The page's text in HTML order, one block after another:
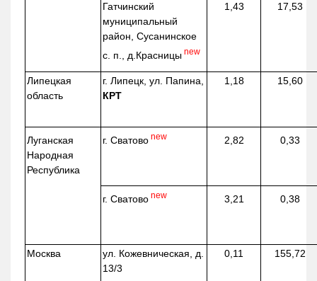
Гатчинский
муниципальный
район, Сусанинское
с. п., д.Красницы new
1,43 17,53
Липецкая
область
г. Липецк, ул. Папина,
КРТ
1,18 15,60
Луганская
Народная
Республика
г. Сватово new 2,82 0,33
г. Сватово new 3,21 0,38
Москва ул. Кожевническая, д.
13/3
0,11 155,72